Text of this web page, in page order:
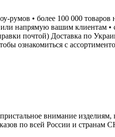
румов • более 100 000 товаров
напрямую вашим клиентам •
почтой) Доставка по
ознакомиться с
внимание
по всей России и странам